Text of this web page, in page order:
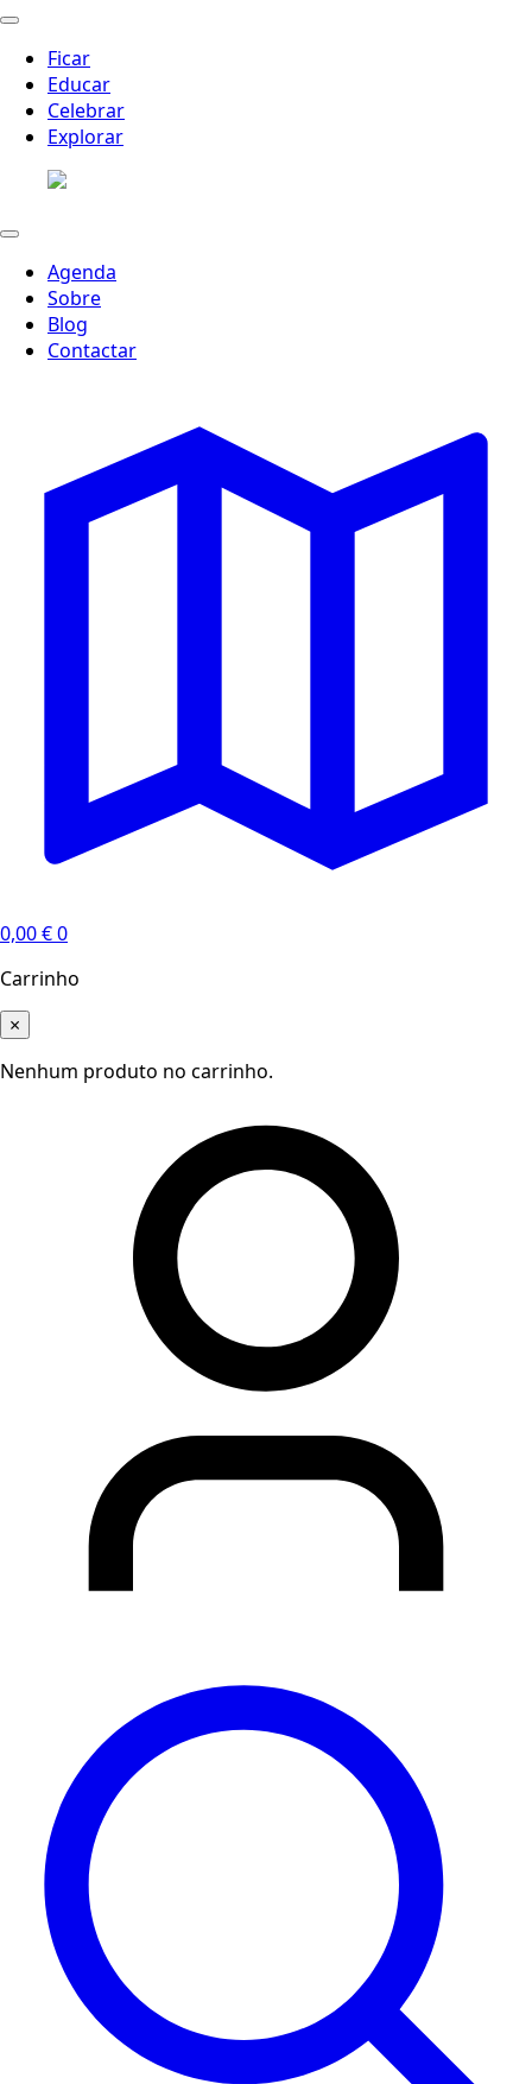
Ficar
Educar
Celebrar
Explorar
Agenda
Sobre
Blog
Contactar
0,00€0
Carrinho
×
Nenhum produto no carrinho.